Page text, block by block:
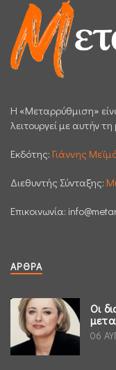
H «Μεταρρύθμιση»
λειτουργεί με αυτήν
Εκδότης: Γιάννης
Διεθυντής Σύνταξης:
Επικοινωνία:
ΆΡΘΡΑ
Οι
06